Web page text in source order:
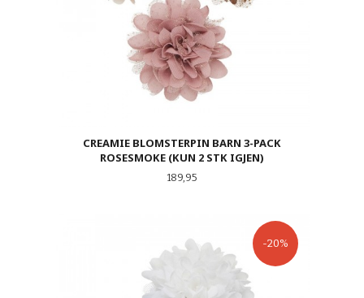
CREAMIE BLOMSTERPIN BARN 3-PACK
ROSESMOKE (KUN 2 STK IGJEN)
Pris
189,95
-20%